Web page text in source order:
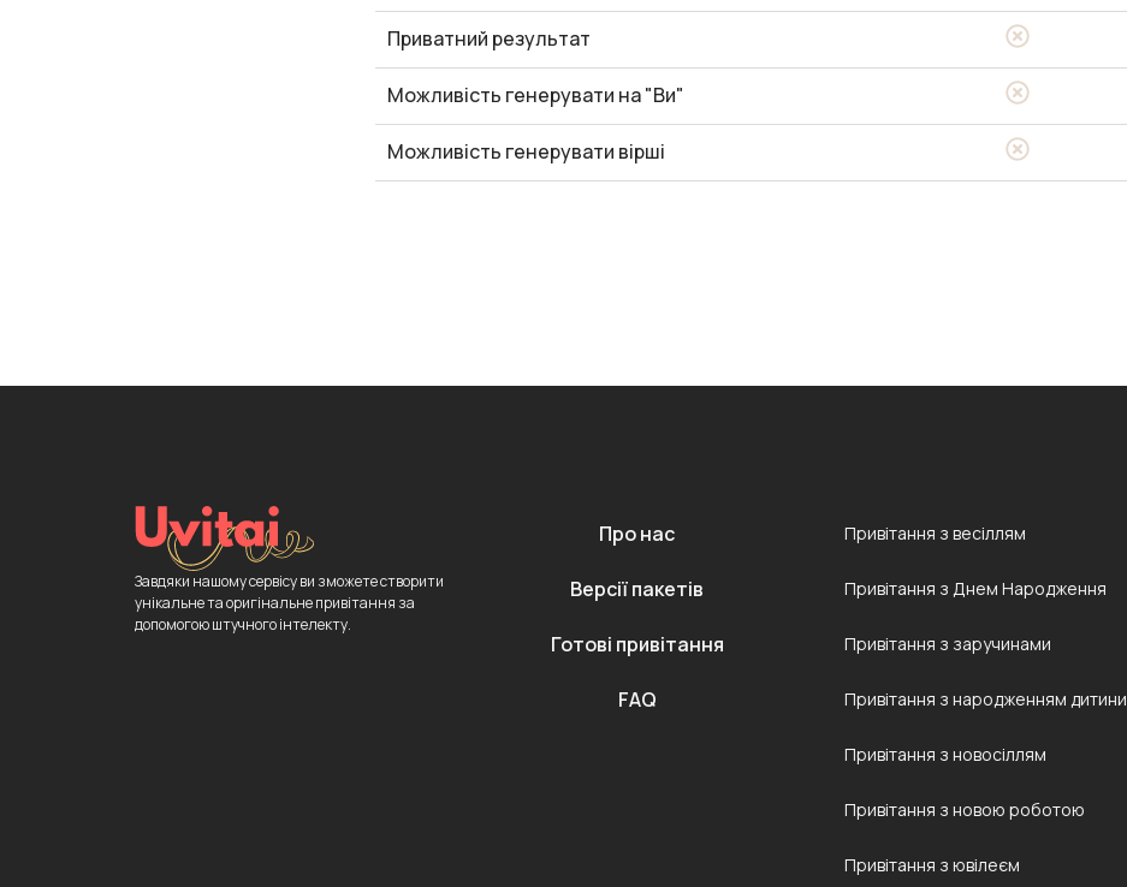
Приватний результат
Можливість генерувати на "Ви"
Можливість генерувати вірші
Завдяки нашому сервісу ви зможете створити
унікальне та оригінальне привітання за
допомогою штучного інтелекту.
Про нас
Версії пакетів
Готові привітання
FAQ
Привітання з весіллям
Привітання з Днем Народження
Привітання з заручинами
Привітання з народженням дитини
Привітання з новосіллям
Привітання з новою роботою
Привітання з ювілеєм